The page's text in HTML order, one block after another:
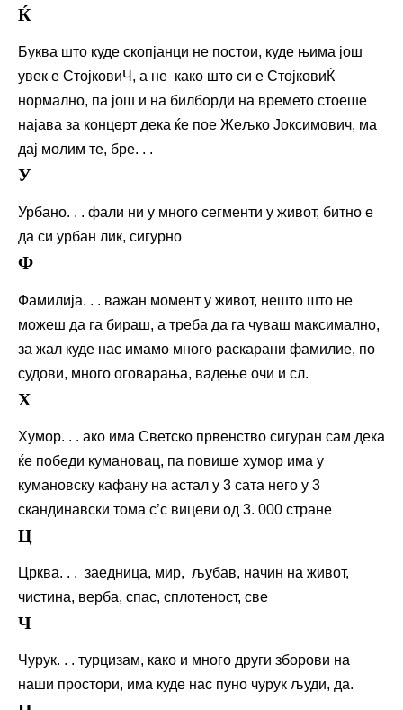
Ќ
Буква што куде скопјанци не постои, куде њима још
увек е СтојковиЧ, а не како што си е СтојковиЌ
нормално, па још и на билборди на времето стоеше
најава за концерт дека ќе пое Жељко Јоксимович, ма
дај молим те, бре. . .
У
Урбано. . . фали ни у много сегменти у живот, битно е
да си урбан лик, сигурно
Ф
Фамилија. . . важан момент у живот, нешто што не
можеш да га бираш, а треба да га чуваш максимално,
за жал куде нас имамо много раскарани фамилие, по
судови, много оговарања, вадење очи и сл.
Х
Хумор. . . ако има Светско првенство сигуран сам дека
ќе победи кумановац, па повише хумор има у
кумановску кафану на астал у 3 сата него у 3
скандинавски тома с’с вицеви од 3. 000 стране
Ц
Црква. . . заедница, мир, љубав, начин на живот,
чистина, верба, спас, сплотеност, све
Ч
Чурук. . . турцизам, како и много други зборови на
наши простори, има куде нас пуно чурук људи, да.